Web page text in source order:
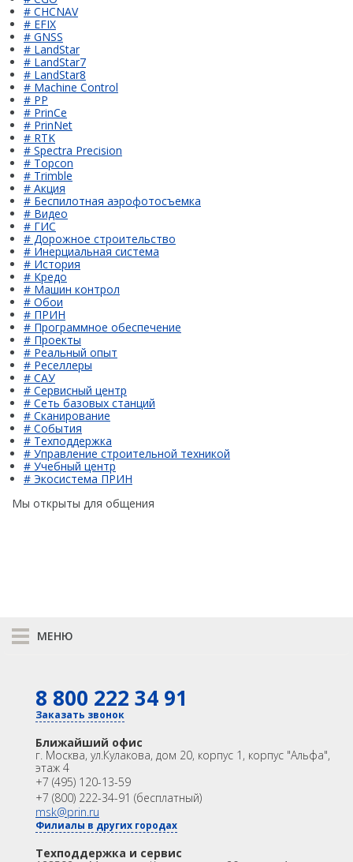
# CHCNAV
# EFIX
# GNSS
# LandStar
# LandStar7
# LandStar8
# Machine Control
# PP
# PrinCe
# PrinNet
# RTK
# Spectra Precision
# Topcon
# Trimble
# Акция
# Беспилотная аэрофотосъемка
# Видео
# ГИС
# Дорожное строительство
# Инерциальная система
# История
# Кредо
# Машин контрол
# Обои
# ПРИН
# Программное обеспечение
# Проекты
# Реальный опыт
# Реселлеры
# САУ
# Сервисный центр
# Сеть базовых станций
# Сканирование
# События
# Техподдержка
# Управление строительной техникой
# Учебный центр
# Экосистема ПРИН
Мы открыты для общения
8 800 222 34 91
Заказать звонок
Ближайший офис
г. Москва, ул.Кулакова, дом 20, корпус 1, корпус "Альфа",
этаж 4
+7 (495) 120-13-59
+7 (800) 222-34-91 (бесплатный)
msk@prin.ru
Филиалы в других городах
Техподдержка и сервис
МЕНЮ
КАТАЛОГ
GNSS
Модемы
Программы
Аксеcсуары
Распродажа
ИНФОРМАЦИЯ
Акции
Техподдержка и сервис